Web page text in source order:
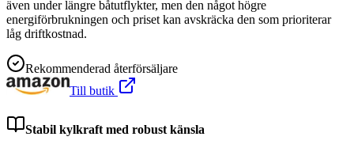
även under längre båtutflykter, men den något högre
energiförbrukningen och priset kan avskräcka den som prioriterar
låg driftkostnad.
Rekommenderad återförsäljare
Till butik
Stabil kylkraft med robust känsla